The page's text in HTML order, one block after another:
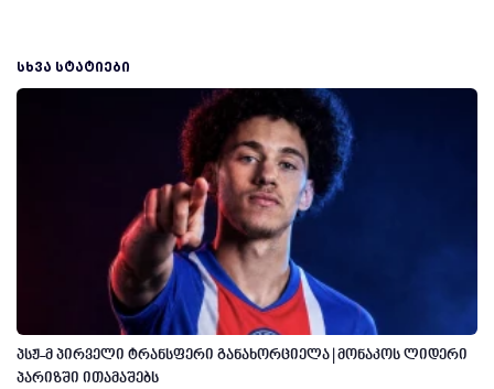
ᲡᲮᲕᲐ ᲡᲢᲐᲢᲘᲔᲑᲘ
პსჟ-მ პირველი ტრანსფერი განახორციელა | მონაკოს ლიდერი
პარიზში ითამაშებს